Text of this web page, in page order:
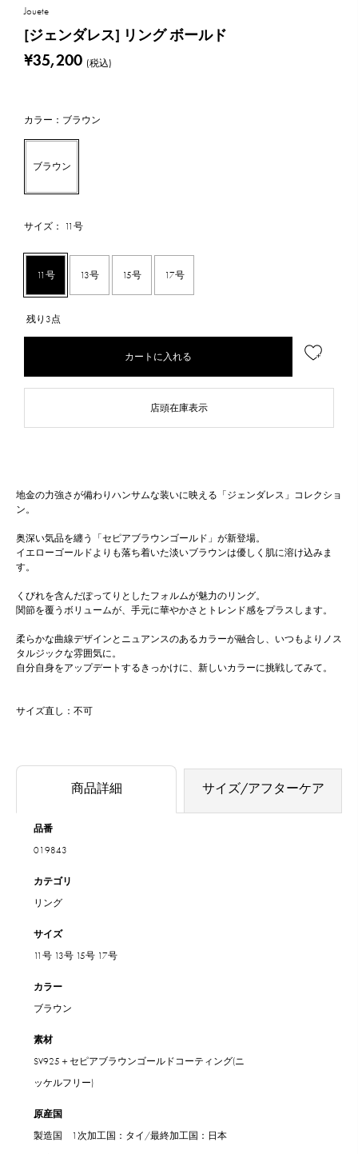
Jouete
[ジェンダレス] リング ボールド
¥35,200 (税込)
カラー：ブラウン
ブラウン
サイズ： 11号
11号 13号 15号 17号
残り3点
カートに入れる
店頭在庫表示
地金の力強さが備わりハンサムな装いに映える「ジェンダレス」コレクショ
ン。
奥深い気品を纏う「セピアブラウンゴールド」が新登場。
イエローゴールドよりも落ち着いた淡いブラウンは優しく肌に溶け込みま
す。
くびれを含んだぽってりとしたフォルムが魅力のリング。
関節を覆うボリュームが、手元に華やかさとトレンド感をプラスします。
柔らかな曲線デザインとニュアンスのあるカラーが融合し、いつもよりノス
タルジックな雰囲気に。
自分自身をアップデートするきっかけに、新しいカラーに挑戦してみて。
サイズ直し：不可
商品詳細 サイズ/アフターケア
品番
019843
カテゴリ
リング
サイズ
11号 13号 15号 17号
カラー
ブラウン
素材
SV925＋セピアブラウンゴールドコーティング(ニ
ッケルフリー)
原産国
製造国 1次加工国：タイ/最終加工国：日本